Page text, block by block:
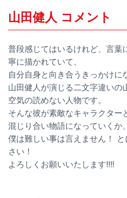
山田健人 コメント
普段感じてはいるけれど、言葉
寧に描かれていて、
自分自身と向き合うきっかけに
山田健人が演じる二文字違いの
空気の読めない人物です。
そんな彼が素敵なキャラクター
混じり合い物語になっていくか
僕は難しい事は言えません！
さい！
よろしくお願いいたします!!!!